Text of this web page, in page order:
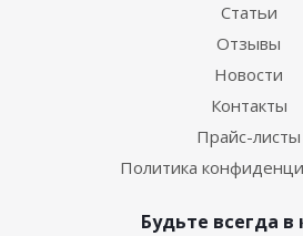
Статьи
Отзывы
Новости
Контакты
Прайс-листы
Политика
Будьте всегда в